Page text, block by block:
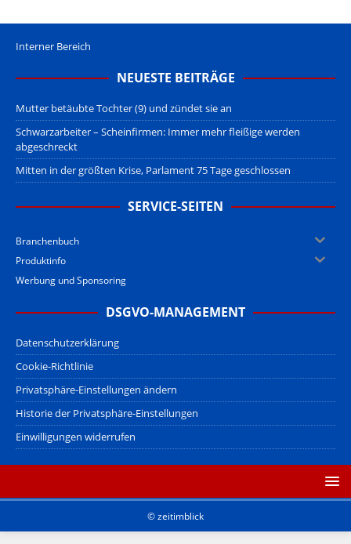
Interner Bereich
NEUESTE BEITRÄGE
Mutter betäubte Tochter (9) und zündet sie an
Schwarzarbeiter – Scheinfirmen: Immer mehr fleißige werden
abgeschreckt
Mitten in der größten Krise, Parlament 75 Tage geschlossen
SERVICE-SEITEN
Branchenbuch
Produktinfo
Werbung und Sponsoring
DSGVO-MANAGEMENT
Datenschutzerklärung
Cookie-Richtlinie
Privatsphäre-Einstellungen ändern
Historie der Privatsphäre-Einstellungen
Einwilligungen widerrufen
© zeitimblick